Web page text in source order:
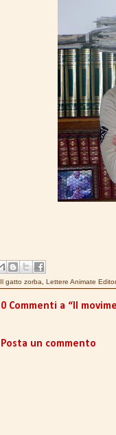
Il gatto zorba, Lettere Animate
0 Commenti a “Il
Posta un commento